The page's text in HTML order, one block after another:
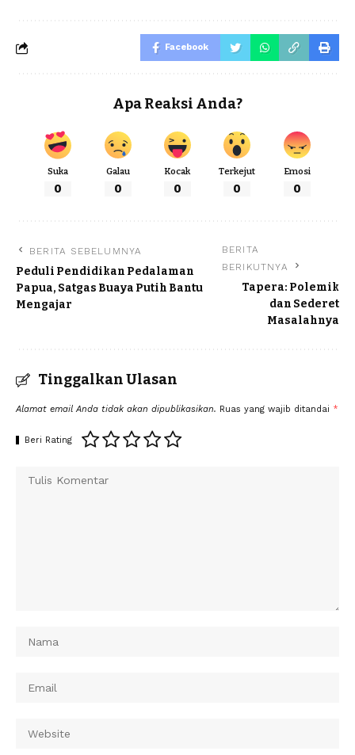
Facebook
Apa Reaksi Anda?
Suka
0
Galau
0
Kocak
0
Terkejut
0
Emosi
0
BERITA SEBELUMNYA
Peduli Pendidikan Pedalaman
Papua, Satgas Buaya Putih Bantu
Mengajar
BERITA
BERIKUTNYA
Tapera: Polemik
dan Sederet
Masalahnya
Tinggalkan Ulasan
Alamat email Anda tidak akan dipublikasikan. Ruas yang wajib ditandai *
Beri Rating